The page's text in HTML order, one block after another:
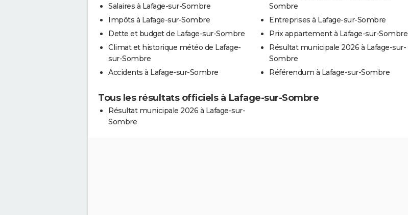
Salaires à Lafage-sur-Sombre
Impôts à Lafage-sur-Sombre
Dette et budget de Lafage-sur-Sombre
Climat et historique météo de Lafage-
sur-Sombre
Accidents à Lafage-sur-Sombre
Sombre
Entreprises à Lafage-sur-Sombre
Prix appartement à Lafage-sur-Sombre
Résultat municipale 2026 à Lafage-sur-
Sombre
Référendum à Lafage-sur-Sombre
Tous les résultats officiels à Lafage-sur-Sombre
Résultat municipale 2026 à Lafage-sur-
Sombre